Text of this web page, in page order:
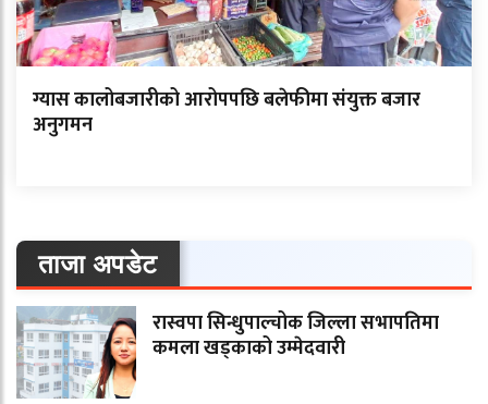
ग्यास कालोबजारीको आरोपपछि बलेफीमा संयुक्त बजार
अनुगमन
ताजा अपडेट
रास्वपा सिन्धुपाल्चोक जिल्ला सभापतिमा
कमला खड्काको उम्मेदवारी